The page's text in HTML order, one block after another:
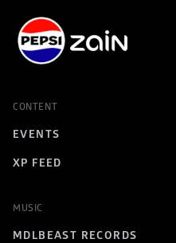
CONTENT
EVENTS
XP FEED
MUSIC
MDLBEAST RECORDS